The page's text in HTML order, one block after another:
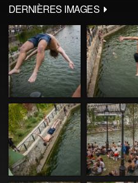
DERNIÈRES IMAGES